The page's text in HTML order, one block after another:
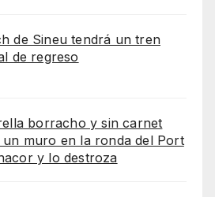
de Sineu tendrá un tren
de regreso
borracho y sin carnet
muro en la ronda del Port
y lo destroza